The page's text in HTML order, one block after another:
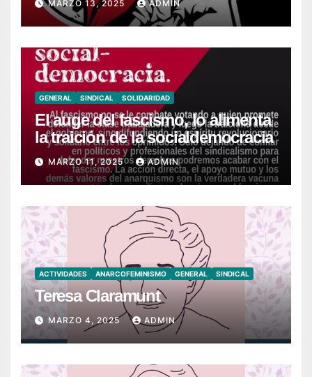
MARZO 13, 2025 ADMIN
GENERAL SINDICAL SOLIDARIDAD
El auge del fascismo, lo alimenta
la traición de la socialdemocracia
MARZO 11, 2025 ADMIN
ACTIVIDADES ANARCOFEMINISMO GENERAL SINDICAL
Teresa Claramunt
MARZO 4, 2025 ADMIN